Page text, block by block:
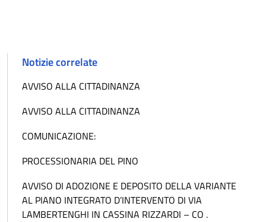
Notizie correlate
AVVISO ALLA CITTADINANZA
AVVISO ALLA CITTADINANZA
COMUNICAZIONE:
PROCESSIONARIA DEL PINO
AVVISO DI ADOZIONE E DEPOSITO DELLA VARIANTE
AL PIANO INTEGRATO D’INTERVENTO DI VIA
LAMBERTENGHI IN CASSINA RIZZARDI – CO .